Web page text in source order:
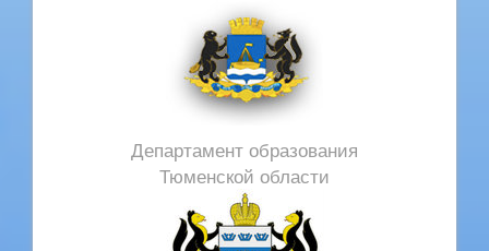
Департамент образования
Тюменской области